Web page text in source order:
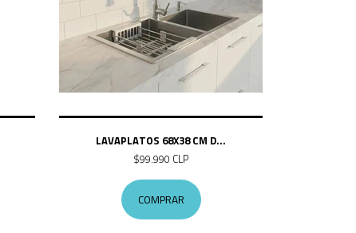
LAVAPLATOS 68X38 CM D...
$99.990 CLP
COMPRAR